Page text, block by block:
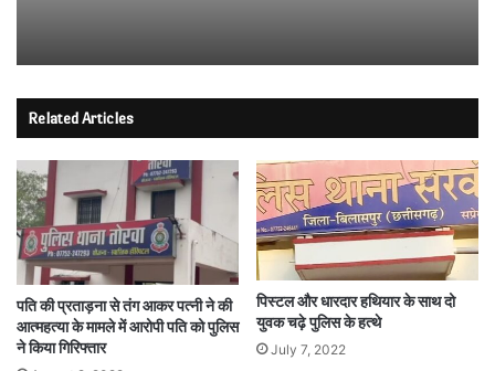
Related Articles
पति की प्रताड़ना से तंग आकर पत्नी ने की
आत्महत्या के मामले में आरोपी पति को पुलिस
ने किया गिरिफ्तार
पिस्टल और धारदार हथियार के साथ दो
युवक चढ़े पुलिस के हत्थे
July 7, 2022